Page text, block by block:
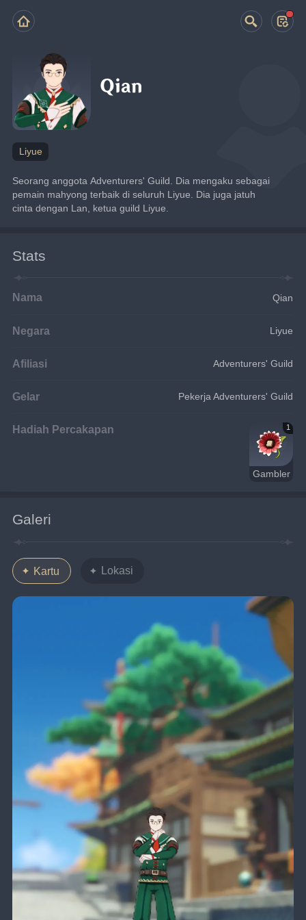
Qian
Liyue
Seorang anggota Adventurers' Guild. Dia mengaku sebagai
pemain mahyong terbaik di seluruh Liyue. Dia juga jatuh
cinta dengan Lan, ketua guild Liyue.
Stats
Nama Qian
Negara Liyue
Afiliasi Adventurers' Guild
Gelar Pekerja Adventurers' Guild
Hadiah Percakapan 1
Gambler
Galeri
Kartu Lokasi